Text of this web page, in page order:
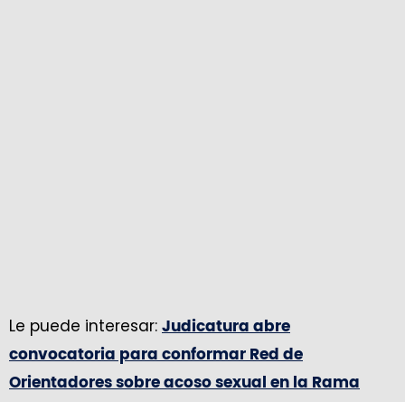
Le puede interesar: Judicatura abre
convocatoria para conformar Red de
Orientadores sobre acoso sexual en la Rama